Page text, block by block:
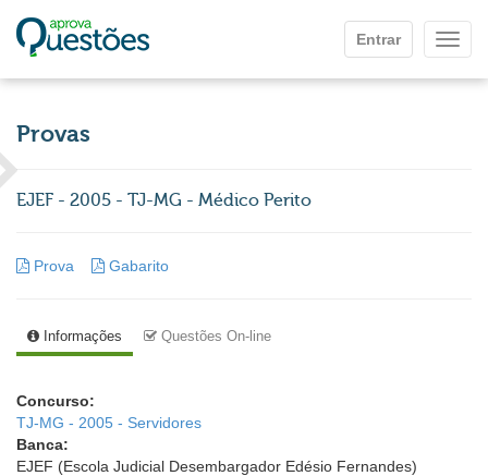
Entrar
Provas
EJEF - 2005 - TJ-MG - Médico Perito
Prova Gabarito
Informações Questões On-line
Concurso:
TJ-MG - 2005 - Servidores
Banca:
EJEF (Escola Judicial Desembargador Edésio Fernandes)